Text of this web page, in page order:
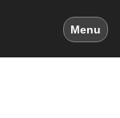
Menu